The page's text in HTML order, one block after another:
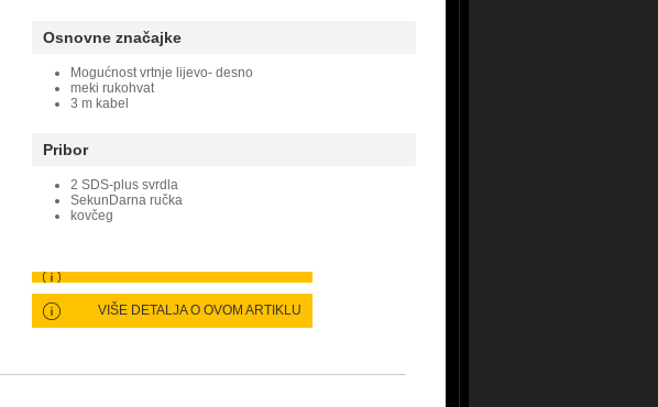
Osnovne značajke
Mogućnost vrtnje lijevo- desno
meki rukohvat
3 m kabel
Pribor
2 SDS-plus svrdla
SekunDarna ručka
kovčeg
VIŠE DETALJA O OVOM ARTIKLU